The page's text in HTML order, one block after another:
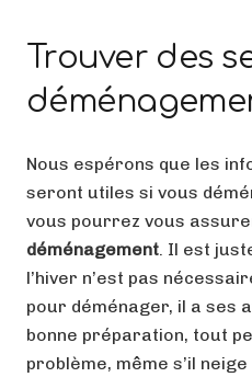
Trouver des
Nous espérons que les
seront utiles si vous
vous pourrez vous
déménagement . Il est
l’hiver n’est pas
pour déménager, il a ses
bonne préparation, tout
problème, même s’il